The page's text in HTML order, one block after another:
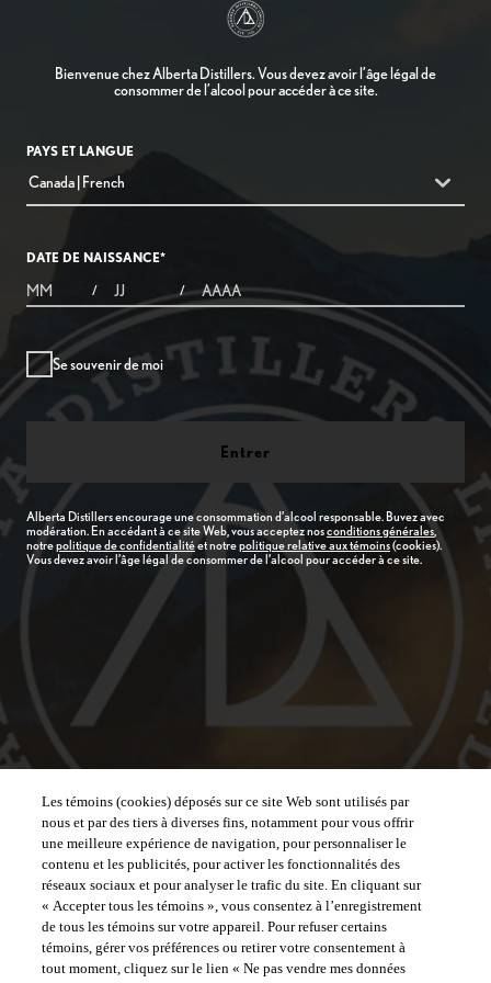
Bienvenue chez Alberta Distillers. Vous devez avoir l’âge légal de
consommer de l’alcool pour accéder à ce site.
PAYS ET LANGUE
countryDropdown
Canada | French
DATE DE NAISSANCE*
MONTHS
/ DAYS / YEAR
Se souvenir de moi
Entrer
Alberta Distillers encourage une consommation d’alcool responsable. Buvez avec
modération. En accédant à ce site Web, vous acceptez nosconditions générales
notrepolitique de confidentialitéet notrepolitique relative aux témoins(cookies).
Vous devez avoir l’âge légal de consommer de l’alcool pour accéder à ce site.
Les témoins (cookies) déposés sur ce site Web sont utilisés par
nous et par des tiers à diverses fins, notamment pour vous offrir
une meilleure expérience de navigation, pour personnaliser le
contenu et les publicités, pour activer les fonctionnalités des
réseaux sociaux et pour analyser le trafic du site. En cliquant sur
« Accepter tous les témoins », vous consentez à l’enregistrement
de tous les témoins sur votre appareil. Pour refuser certains
témoins, gérer vos préférences ou retirer votre consentement à
tout moment, cliquez sur le lien « Ne pas vendre mes données